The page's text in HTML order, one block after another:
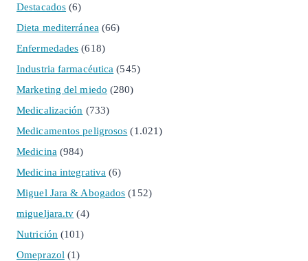
Destacados (6)
Dieta mediterránea (66)
Enfermedades (618)
Industria farmacéutica (545)
Marketing del miedo (280)
Medicalización (733)
Medicamentos peligrosos (1.021)
Medicina (984)
Medicina integrativa (6)
Miguel Jara & Abogados (152)
migueljara.tv (4)
Nutrición (101)
Omeprazol (1)